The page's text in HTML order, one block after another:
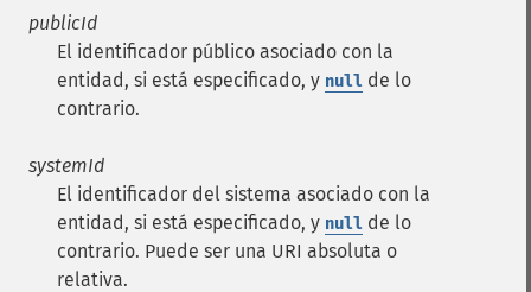
publicId
El identificador público asociado con la
entidad, si está especificado, y null de lo
contrario.
systemId
El identificador del sistema asociado con la
entidad, si está especificado, y null de lo
contrario. Puede ser una URI absoluta o
relativa.